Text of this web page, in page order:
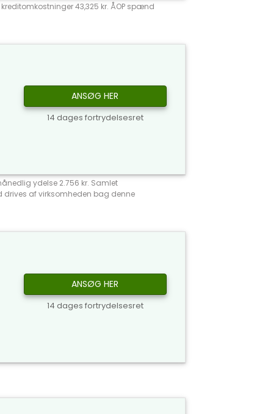
kreditomkostninger 43,325 kr. ÅOP spænd
ANSØG HER
14 dages fortrydelsesret
ydelse 2.756 kr. Samlet
drives af virksomheden bag denne
ANSØG HER
14 dages fortrydelsesret